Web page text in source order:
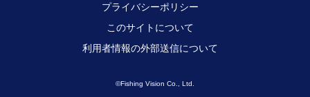
プライバシーポリシー
このサイトについて
利用者情報の外部送信について
©Fishing Vision Co., Ltd.